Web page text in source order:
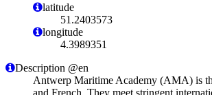
latitude
51.2403573
longitude
4.3989351
Description @en
Antwerp Maritime Academy (AMA) is
and French. They meet stringent